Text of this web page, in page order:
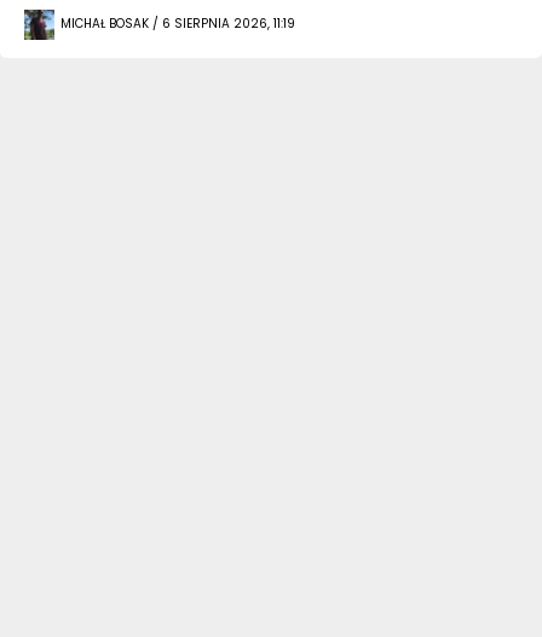
MICHAŁ BOSAK / 6 SIERPNIA 2026, 11:19